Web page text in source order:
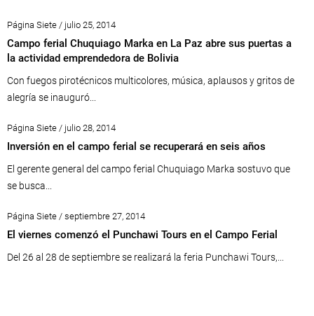
Página Siete / julio 25, 2014
Campo ferial Chuquiago Marka en La Paz abre sus puertas a
la actividad emprendedora de Bolivia
Con fuegos pirotécnicos multicolores, música, aplausos y gritos de
alegría se inauguró...
Página Siete / julio 28, 2014
Inversión en el campo ferial se recuperará en seis años
El gerente general del campo ferial Chuquiago Marka sostuvo que
se busca...
Página Siete / septiembre 27, 2014
El viernes comenzó el Punchawi Tours en el Campo Ferial
Del 26 al 28 de septiembre se realizará la feria Punchawi Tours,...